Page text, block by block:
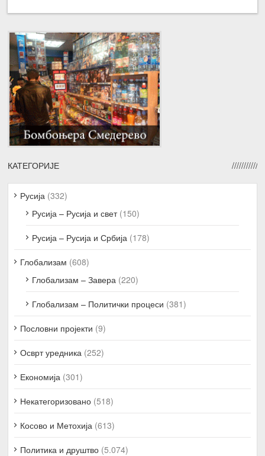
КАТЕГОРИЈЕ
Русија (332)
Русија – Русија и свет(150)
Русија – Русија и Србија (178)
Глобализам (608)
Глобализам – Завера (220)
Глобализам – Политички процеси (381)
Пословни пројекти (9)
Осврт уредника (252)
Економија (301)
Некатегоризовано (518)
Косово и Метохија (613)
Политика и друштво (5.074)